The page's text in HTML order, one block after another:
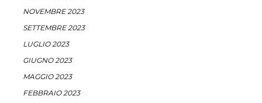
NOVEMBRE 2023
SETTEMBRE 2023
LUGLIO 2023
GIUGNO 2023
MAGGIO 2023
FEBBRAIO 2023